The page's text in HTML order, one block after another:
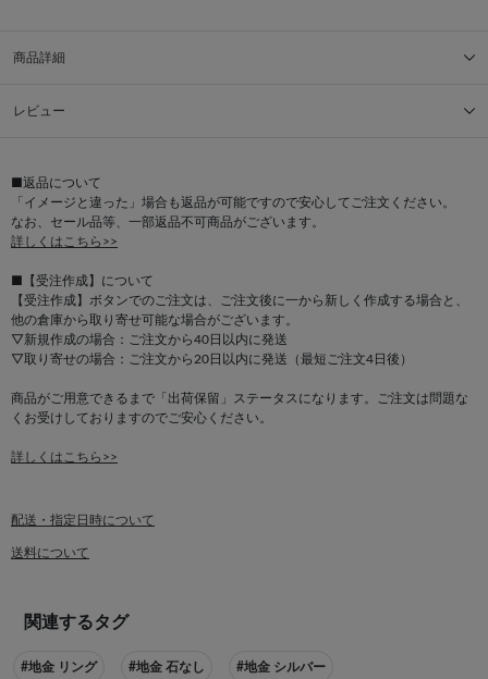
商品詳細
レビュー
■返品について
「イメージと違った」場合も返品が可能ですので安心してご注文ください。
なお、セール品等、一部返品不可商品がございます。
詳しくはこちら>>
■【受注作成】について
【受注作成】ボタンでのご注文は、ご注文後に一から新しく作成する場合と、
他の倉庫から取り寄せ可能な場合がございます。
▽新規作成の場合：ご注文から40日以内に発送
▽取り寄せの場合：ご注文から20日以内に発送（最短ご注文4日後）
商品がご用意できるまで「出荷保留」ステータスになります。ご注文は問題な
くお受けしておりますのでご安心ください。
詳しくはこちら>>
配送・指定日時について
送料について
関連するタグ
#地金 リング #地金 石なし #地金 シルバー